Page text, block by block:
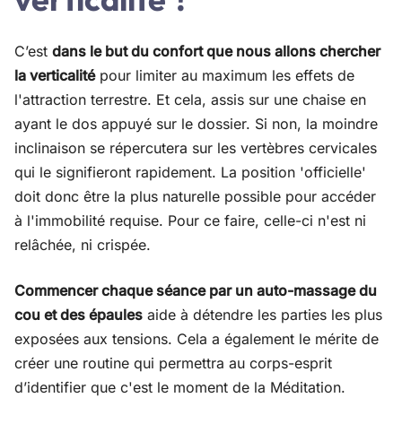
C’est dans le but du confort que nous allons chercher
la verticalitépour limiter au maximum les effets de
l'attraction terrestre. Et cela, assis sur une chaise en
ayant le dos appuyé sur le dossier. Si non, la moindre
inclinaison se répercutera sur les vertèbres cervicales
qui le signifieront rapidement. La position 'officielle'
doit donc être la plus naturelle possible pour accéder
à l'immobilité requise. Pour ce faire, celle-ci n'est ni
relâchée, ni crispée.
Commencer chaque séance par un auto-massage du
cou et des épaules aide à détendre les parties les plus
exposées aux tensions. Cela a également le mérite de
créer une routine qui permettra au corps-esprit
d’identifier que c'est le moment de la Méditation.